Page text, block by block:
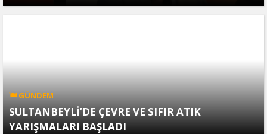
GÜNDEM
SULTANBEYLİ’DE ÇEVRE VE SIFIR ATIK
YARIŞMALARI BAŞLADI